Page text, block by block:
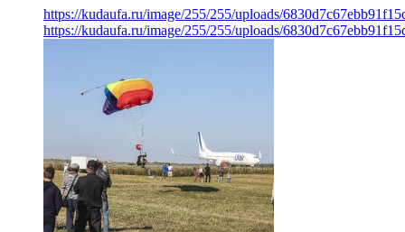
https://kudaufa.ru/image/255/255/uploads/
https://kudaufa.ru/image/255/255/uploads/